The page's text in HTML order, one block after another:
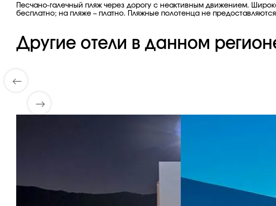
Песчано-галечный пляж через дорогу с неактивным движением.
бесплатно; на пляже – платно. Пляжные полотенца не
Другие отели в данном